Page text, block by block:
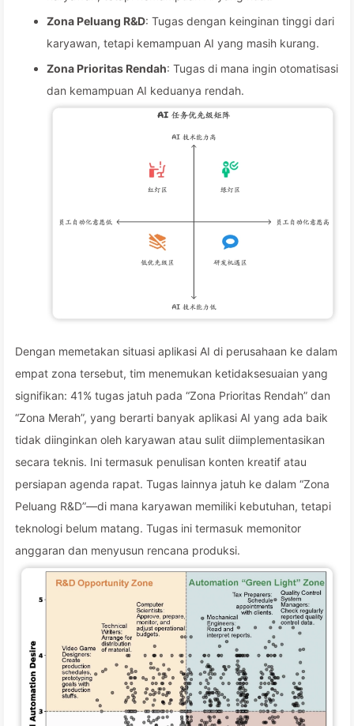
Zona Peluang R&D: Tugas dengan keinginan tinggi dari
karyawan, tetapi kemampuan AI yang masih kurang.
Zona Prioritas Rendah: Tugas di mana ingin otomatisasi
dan kemampuan AI keduanya rendah.
Dengan memetakan situasi aplikasi AI di perusahaan ke dalam
empat zona tersebut, tim menemukan ketidaksesuaian yang
signifikan: 41% tugas jatuh pada “Zona Prioritas Rendah” dan
“Zona Merah”, yang berarti banyak aplikasi AI yang ada baik
tidak diinginkan oleh karyawan atau sulit diimplementasikan
secara teknis. Ini termasuk penulisan konten kreatif atau
persiapan agenda rapat. Tugas lainnya jatuh ke dalam “Zona
Peluang R&D”—di mana karyawan memiliki kebutuhan, tetapi
teknologi belum matang. Tugas ini termasuk memonitor
anggaran dan menyusun rencana produksi.